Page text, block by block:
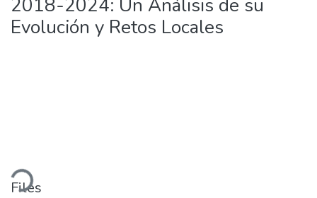
2018-2024: Un Análisis de su
Evolución y Retos Locales
Files